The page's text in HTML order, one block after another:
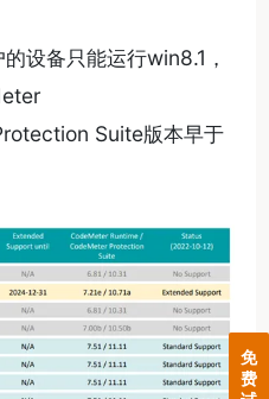
设备只能运行win8.1，
Suite版本早于
免
费